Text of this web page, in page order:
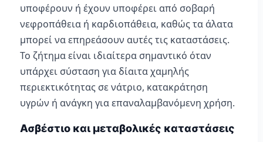
υποφέρουν ή έχουν υποφέρει από σοβαρή
νεφροπάθεια ή καρδιοπάθεια, καθώς τα άλατα
μπορεί να επηρεάσουν αυτές τις καταστάσεις.
Το ζήτημα είναι ιδιαίτερα σημαντικό όταν
υπάρχει σύσταση για δίαιτα χαμηλής
περιεκτικότητας σε νάτριο, κατακράτηση
υγρών ή ανάγκη για επαναλαμβανόμενη χρήση.
Ασβέστιο και μεταβολικές καταστάσεις